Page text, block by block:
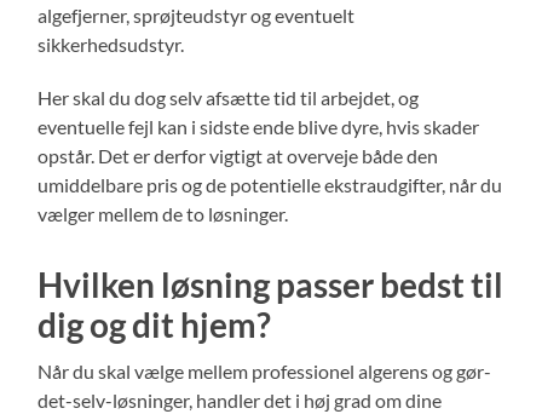
algefjerner, sprøjteudstyr og eventuelt
sikkerhedsudstyr.
Her skal du dog selv afsætte tid til arbejdet, og
eventuelle fejl kan i sidste ende blive dyre, hvis skader
opstår. Det er derfor vigtigt at overveje både den
umiddelbare pris og de potentielle ekstraudgifter, når du
vælger mellem de to løsninger.
Hvilken løsning passer bedst til
dig og dit hjem?
Når du skal vælge mellem professionel algerens og gør-
det-selv-løsninger, handler det i høj grad om dine